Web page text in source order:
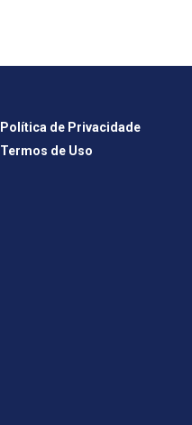
Política de Privacidade
Termos de Uso